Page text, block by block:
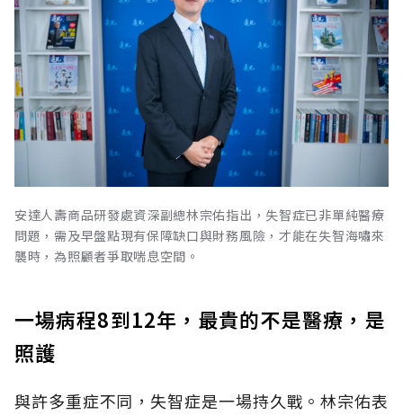
安達人壽商品研發處資深副總林宗佑指出，失智症已非單純醫療
問題，需及早盤點現有保障缺口與財務風險，才能在失智海嘯來
襲時，為照顧者爭取喘息空間。
一場病程8到12年，最貴的不是醫療，是
照護
與許多重症不同，失智症是一場持久戰。林宗佑表